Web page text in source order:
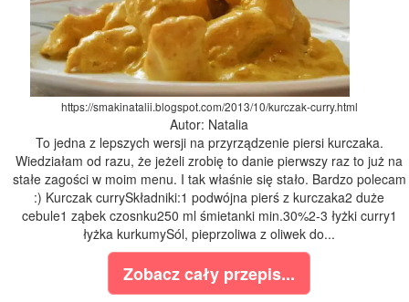
https://smakinatalii.blogspot.com/2013/10/kurczak-curry.html
Autor: Natalia
To jedna z lepszych wersji na przyrządzenie piersi kurczaka.
Wiedziałam od razu, że jeżeli zrobię to danie pierwszy raz to już na
stałe zagości w moim menu. I tak właśnie się stało. Bardzo polecam
:) Kurczak currySkładniki:1 podwójna pierś z kurczaka2 duże
cebule1 ząbek czosnku250 ml śmietanki min.30%2-3 łyżki curry1
łyżka kurkumySól, pieprzoliwa z oliwek do...
Zobacz cały przepis...